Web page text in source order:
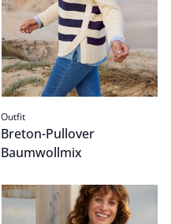
Outfit
Breton-Pullover
Baumwollmix
Baumwollshirt Wellenreiter
Passform Outfit.